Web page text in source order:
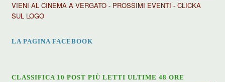
VIENI AL CINEMA A VERGATO - PROSSIMI EVENTI - CLICKA
SUL LOGO
LA PAGINA FACEBOOK
CLASSIFICA 10 POST PIÙ LETTI ULTIME 48 ORE